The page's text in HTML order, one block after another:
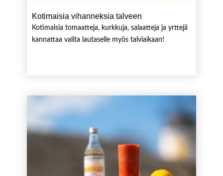
Kotimaisia vihanneksia talveen
Kotimaisia tomaatteja, kurkkuja, salaatteja ja yrttejä
kannattaa valita lautaselle myös talviaikaan!